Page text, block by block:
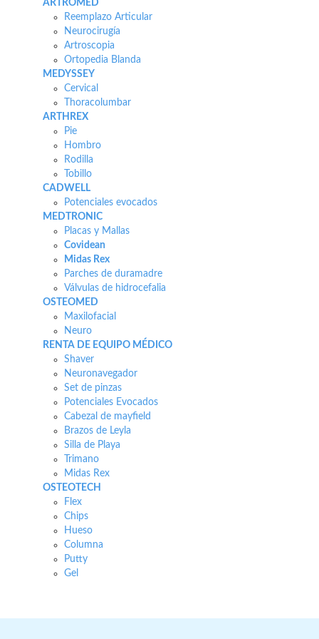
ARTROMED
Reemplazo Articular
Neurocirugía
Artroscopia
Ortopedia Blanda
MEDYSSEY
Cervical
Thoracolumbar
ARTHREX
Pie
Hombro
Rodilla
Tobillo
CADWELL
Potenciales evocados
MEDTRONIC
Placas y Mallas
Covidean
Midas Rex
Parches de duramadre
Válvulas de hidrocefalia
OSTEOMED
Maxilofacial
Neuro
RENTA DE EQUIPO MÉDICO
Shaver
Neuronavegador
Set de pinzas
Potenciales Evocados
Cabezal de mayfield
Brazos de Leyla
Silla de Playa
Trimano
Midas Rex
OSTEOTECH
Flex
Chips
Hueso
Columna
Putty
Gel